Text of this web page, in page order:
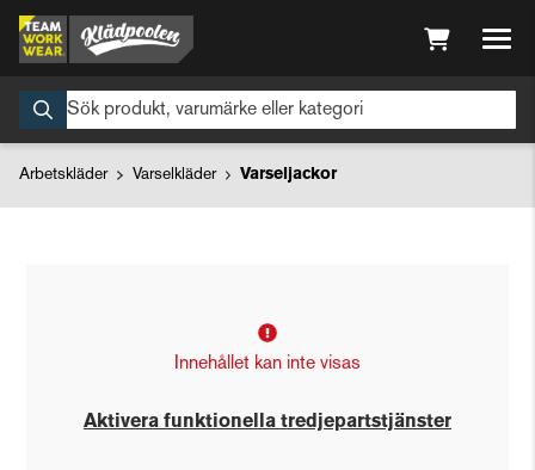
Arbetskläder Varselkläder Varseljackor
Innehållet kan inte visas
Aktivera funktionella tredjepartstjänster